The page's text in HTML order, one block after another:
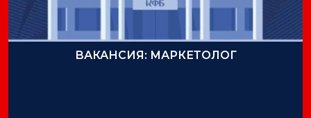
ВАКАНСИЯ: МАРКЕТОЛОГ